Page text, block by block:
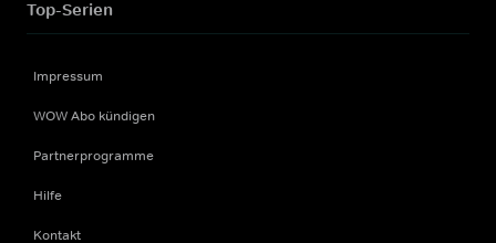
Top-Serien
Impressum
WOW Abo kündigen
Partnerprogramme
Hilfe
Kontakt